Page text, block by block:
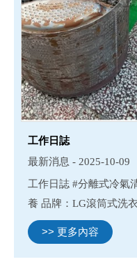
工作日誌
最新消息 - 2025-10-09
工作日誌 #分離式冷氣
養 品牌：LG滾筒式洗
品牌：大金+日立分離
街
>> 更多內容